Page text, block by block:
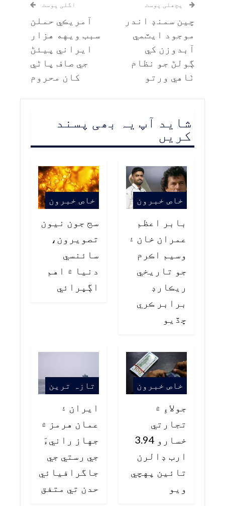
پچھلی پوسٹ
چين سمنڊ اندر
موجود ايٽمي
آبدوزن کي
ڳولڻ جو نظام
ٺاهي ورتو
اگلی پوسٹ
آمريڪي حملن
سبب ويهه هزار
ايراني پيئڻ
جي صاف پاڻي
کان محروم
شاید آپ یہ بھی پسند
کریں
خاص خبرون
بابر اعظم
عمران خان ۽
وسيم اڪرم
جو تاريخي
ريڪارڊ
برابر ڪري
ڇڏيو
خاص خبرون
سج جون نيون
تصويرون،
سائنسي
دنيا ۾ اهم
اڳڀرائي
خاص خبرون
جولاءِ ۾
تجارتي
خسارو 3.94
ارب ڊالرن
تائين پهچي
ويو
تازہ ترین
ايران ۽
عمان هرمز ۾
جهاز رانيءَ
جي رستي جي
جاگرافيائي
حدن تي متفق